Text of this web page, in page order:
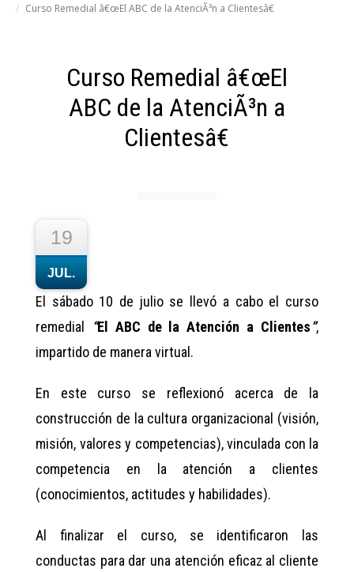
Curso Remedial â€œEl ABC de la AtenciÃ³n a Clientesâ€
Curso Remedial â€œEl
ABC de la AtenciÃ³n a
Clientesâ€
19
JUL.
El sábado 10 de julio se llevó a cabo el curso
remedial
“El ABC de la Atención a Clientes”,
impartido de manera virtual.
En este curso se reflexionó acerca de la
construcción de la cultura organizacional (visión,
misión, valores y competencias), vinculada con la
competencia en la atención a clientes
(conocimientos, actitudes y habilidades).
Al finalizar el curso, se identificaron las
conductas para dar una atención eficaz al cliente